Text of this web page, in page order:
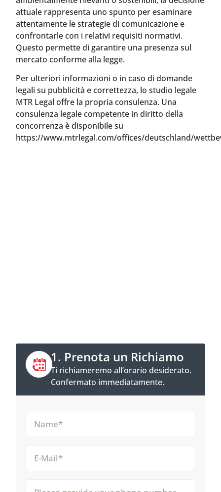
attuale rappresenta uno spunto per esaminare
attentamente le strategie di comunicazione e
confrontarle con i relativi requisiti normativi.
Questo permette di garantire una presenza sul
mercato conforme alla legge.
Per ulteriori informazioni o in caso di domande
legali su pubblicità e correttezza, lo studio legale
MTR Legal offre la propria consulenza. Una
consulenza legale competente in diritto della
concorrenza è disponibile su
https://www.mtrlegal.com/offices/deutschland/
1. Prenota un Richiamo
Ti richiameremo all’orario desiderato.
Confermato immediatamente.